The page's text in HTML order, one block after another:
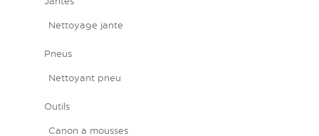
Nettoyage jante
Pneus
Nettoyant pneu
Outils
Canon a mousses